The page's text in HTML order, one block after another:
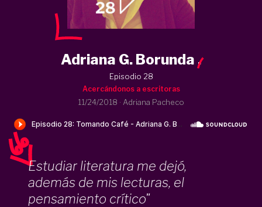
Adriana G. Borunda .
Episodio 28
Acercándonos a escritoras
11/24/2018 · Adriana Pacheco
Estudiar literatura me dejó,
además de mis lecturas, el
pensamiento crítico"